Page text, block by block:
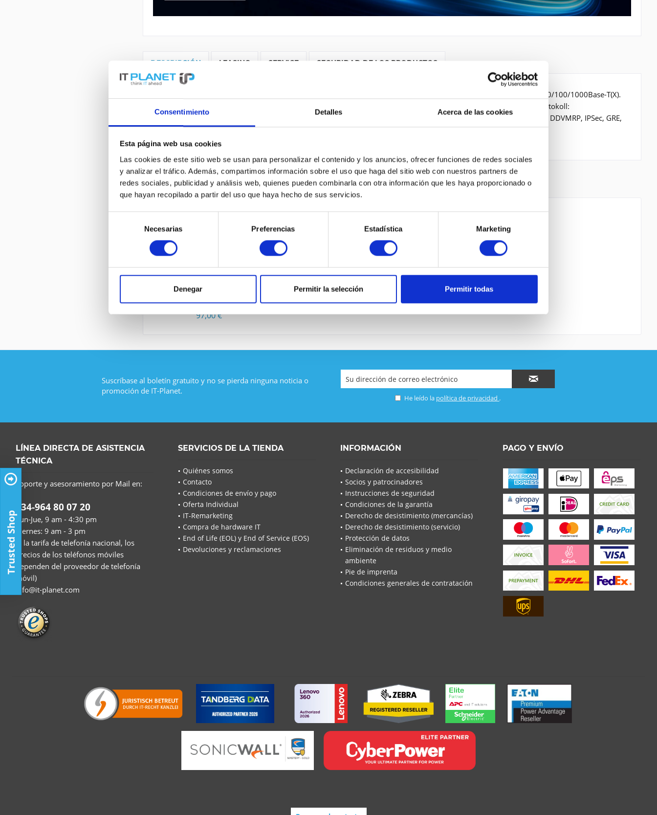
Consentimiento Detalles Acerca de las cookies
Esta página web usa cookies
Las cookies de este sitio web se usan para personalizar el contenido y los anuncios, ofrecer funciones de redes sociales
y analizar el tráfico. Además, compartimos información sobre el uso que haga del sitio web con nuestros partners de
redes sociales, publicidad y análisis web, quienes pueden combinarla con otra información que les haya proporcionado o
que hayan recopilado a partir del uso que haya hecho de sus servicios.
consentimiento
Necesarias Preferencias Estadística Marketing
Denegar Permitir la selección Permitir todas
Política de Privacidad
acuerdo*
Los campos con * son obligatorios
DESCRIPCIÓN LEASING SERVICE SEGURIDAD DE LOS PRODUCTOS
Cisco2901-SEC/K9 | Cisco 2901. Ethernet LAN Datentransferraten: 10,100,1000 Mbit/s, Verkabelungstechnologie: 10/100/1000Base-T(X).
WAN Port: Ethernet (RJ-45). Netzstandard: IEEE 802.1Q,IEEE 802.3,IEEE 802.3af,IEEE 802.3ah,IEEE 802.3u. Router Protokoll:
BGP,EIGRP,IGRP,IS-IS,MPLS, Unterstützte Protokolle: IPv4, IPv6, OSPF, EIGRP, BGP, IS-IS, IGMPv3, PIM SM, PIM SSM, DDVMRP, IPSec, GRE,
BVD,.... VPN Unterstützung: DMVPN
OTROS CLIENTES TAMBIÉN COMPRARON
CISCO WS-C2960-24TC-S
97,00 €
Suscríbase al boletín gratuito y no se pierda ninguna noticia o
promoción de IT-Planet.
He leído la política de privacidad .
LÍNEA DIRECTA DE ASISTENCIA
TÉCNICA
Soporte y asesoramiento por Mail en:
+34-964 80 07 20
Lun-Jue, 9 am - 4:30 pm
Viernes: 9 am - 3 pm
(a la tarifa de telefonía nacional, los
precios de los teléfonos móviles
dependen del proveedor de telefonía
móvil)
info@it-planet.com
SERVICIOS DE LA TIENDA
Quiénes somos
Contacto
Condiciones de envío y pago
Oferta Individual
IT-Remarketing
Compra de hardware IT
End of Life (EOL) y End of Service (EOS)
Devoluciones y reclamaciones
INFORMACIÓN
Declaración de accesibilidad
Socios y patrocinadores
Instrucciones de seguridad
Condiciones de la garantía
Derecho de desistimiento (mercancías)
Derecho de desistimiento (servicio)
Protección de datos
Eliminación de residuos y medio
ambiente
Pie de imprenta
Condiciones generales de contratación
PAGO Y ENVÍO
Trusted Shop